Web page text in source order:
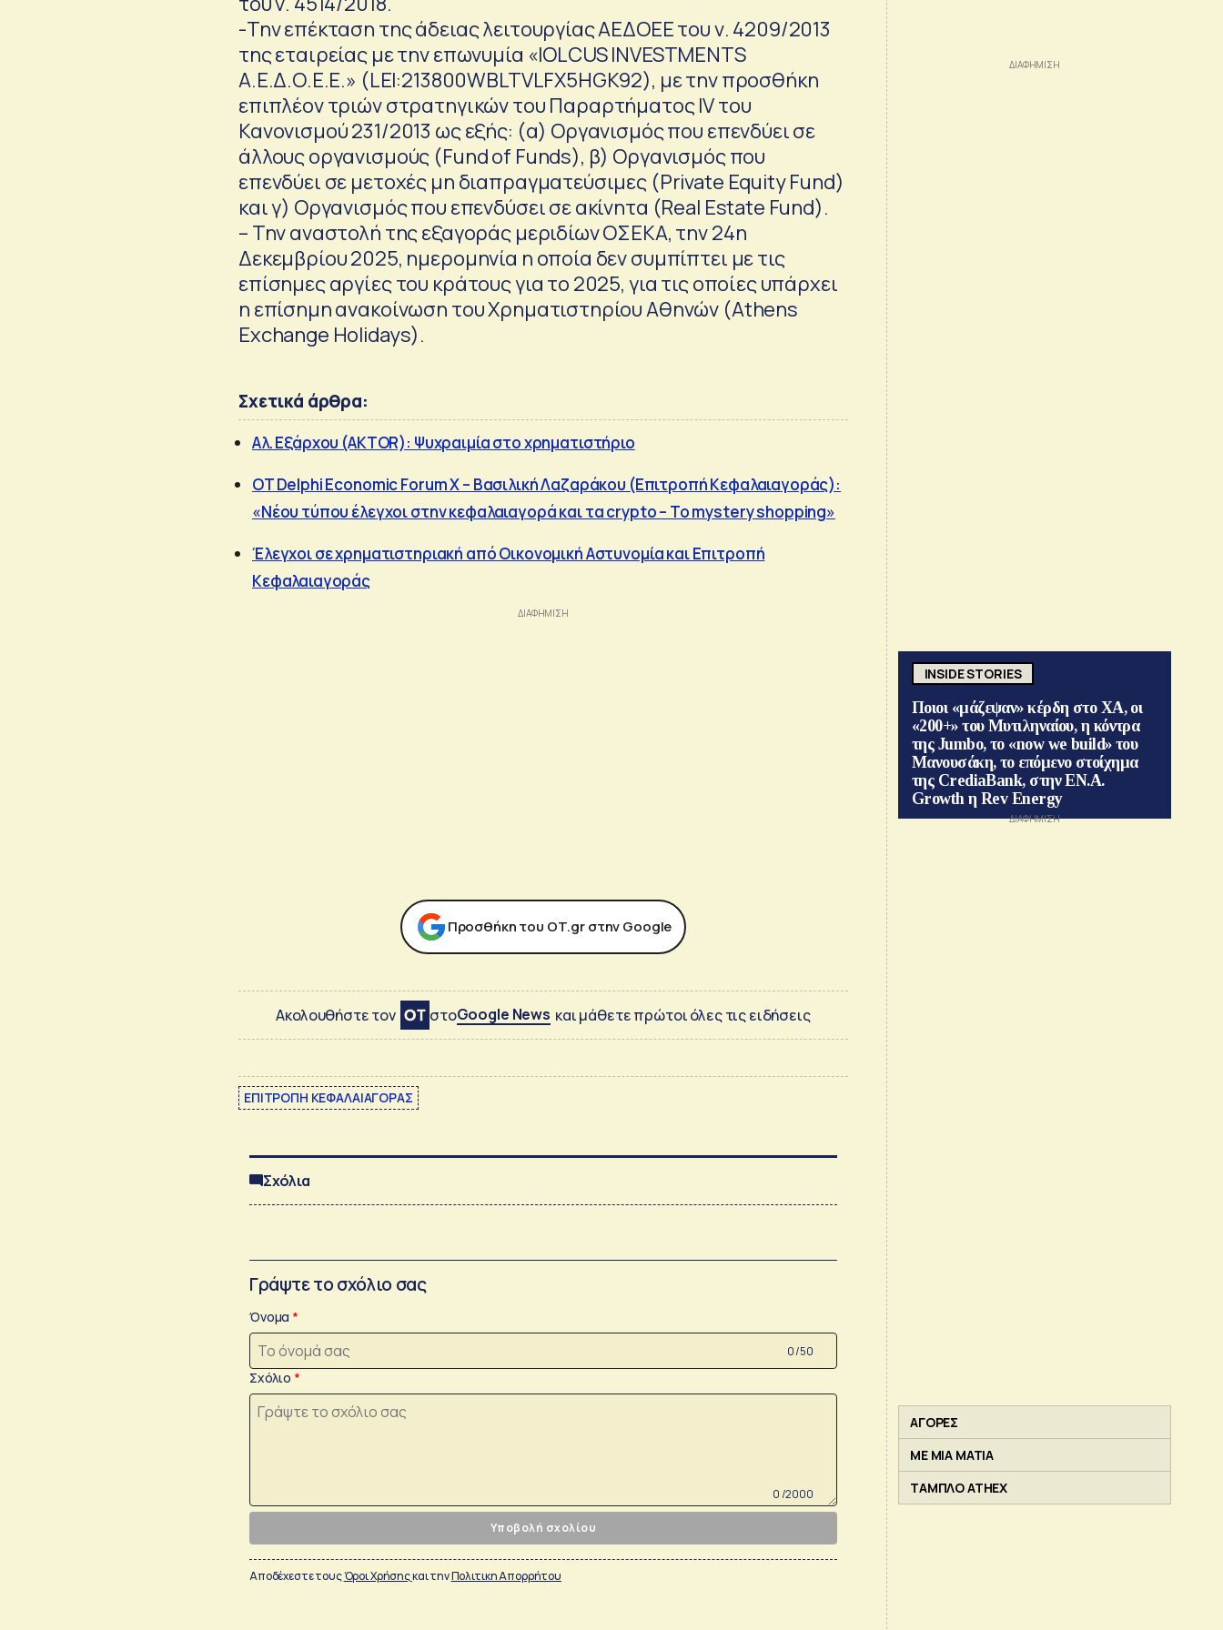
-Την επέκταση της άδειας λειτουργίας ΑΕΔΟΕΕ του ν. 4209/2013
της εταιρείας με την επωνυμία «IOLCUS INVESTMENTS
Α.Ε.Δ.Ο.Ε.Ε.» (LEI:213800WBLTVLFX5HGK92), με την προσθήκη
επιπλέον τριών στρατηγικών του Παραρτήματος IV του
Κανονισμού 231/2013 ως εξής: (α) Οργανισμός που επενδύει σε
άλλους οργανισμούς (Fund of Funds), β) Οργανισμός που
επενδύει σε μετοχές μη διαπραγματεύσιμες (Private Equity Fund)
και γ) Οργανισμός που επενδύσει σε ακίνητα (Real Estate Fund).
– Την αναστολή της εξαγοράς μεριδίων ΟΣΕΚΑ, την 24η
Δεκεμβρίου 2025, ημερομηνία η οποία δεν συμπίπτει με τις
επίσημες αργίες του κράτους για το 2025, για τις οποίες υπάρχει
η επίσημη ανακοίνωση του Χρηματιστηρίου Αθηνών (Athens
Exchange Holidays).
Σχετικά άρθρα:
Αλ. Εξάρχου (AKTOR): Ψυχραιμία στο χρηματιστήριο
OT Delphi Economic Forum X – Βασιλική Λαζαράκου (Επιτροπή Κεφαλαιαγοράς):
«Νέου τύπου έλεγχοι στην κεφαλαιαγορά και τα crypto – Το mystery shopping»
Έλεγχοι σε χρηματιστηριακή από Οικονομική Αστυνομία και Επιτροπή
Κεφαλαιαγοράς
Προσθήκη του ΟΤ.gr στην Google
Ακολουθήστε τον στοGoogle News και μάθετε πρώτοι όλες τις ειδήσεις
ΕΠΙΤΡΟΠΗ ΚΕΦΑΛΑΙΑΓΟΡΑΣ
Σχόλια
Γράψτε το σχόλιο σας
Όνομα
0 /50
Σχόλιο
0 /2000
Υποβολή σχολίου
Αποδέχεστε τουςΌροι Χρήσηςκαι τηνΠολιτικη Απορρήτου
INSIDE STORIES
Ποιοι «μάζεψαν» κέρδη στο ΧΑ, οι
«200+» του Μυτιληναίου, η κόντρα
της Jumbo, το «now we build» του
Μανουσάκη, το επόμενο στοίχημα
της CrediaBank, στην ΕΝ.Α.
Growth η Rev Energy
ΑΓΟΡΕΣ
ΜΕ ΜΙΑ ΜΑΤΙΑ
ΤΑΜΠΛΟ ATHEX